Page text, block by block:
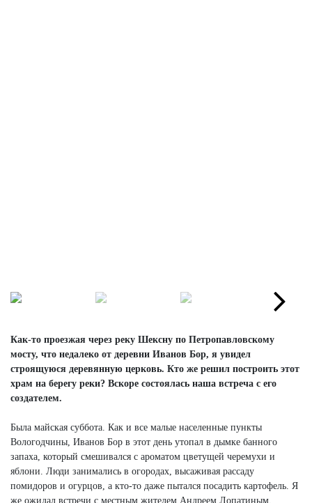
Как-то проезжая через реку Шексну по Петропавловскому
мосту, что недалеко от деревни Иванов Бор, я увидел
строящуюся деревянную церковь. Кто же решил построить этот
храм на берегу реки? Вскоре состоялась наша встреча с его
создателем.
Была майская суббота. Как и все малые населенные пункты
Вологодчины, Иванов Бор в этот день утопал в дымке банного
запаха, который смешивался с ароматом цветущей черемухи и
яблони. Люди занимались в огородах, высаживая рассаду
помидоров и огурцов, а кто-то даже пытался посадить картофель. Я
же ожидал встречи с местным жителем Андреем Лопатиным,